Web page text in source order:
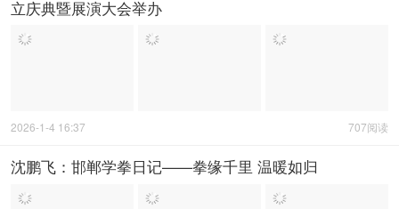
河北省太极拳健康学会中易太极推手养生专业委员会成
立庆典暨展演大会举办
2026-1-4 16:37
沈鹏飞：邯郸学拳日记——拳缘千里 温暖如归